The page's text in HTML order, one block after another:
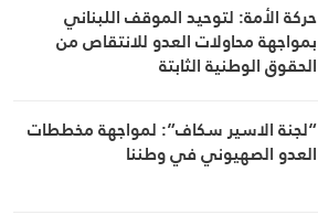
حركة الأمة: لتوحيد الموقف اللبناني
بمواجهة محاولات العدو للانتقاص من
الحقوق الوطنية الثابتة
“لجنة الاسير سكاف”: لمواجهة مخططات
العدو الصهيوني في وطننا